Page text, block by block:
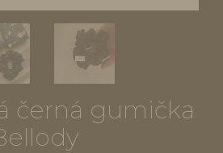
černá gumička